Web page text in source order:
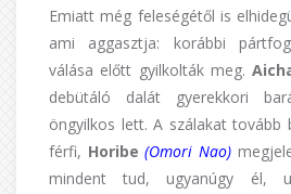
Emiatt még feleségétől is
ami aggasztja: korábbi
válása előtt gyilkolták meg.
debütáló dalát gyerekkori
öngyilkos lett. A szálakat tovább
férfi, Horibe (Omori Nao)
mindent tud, ugyanúgy él,